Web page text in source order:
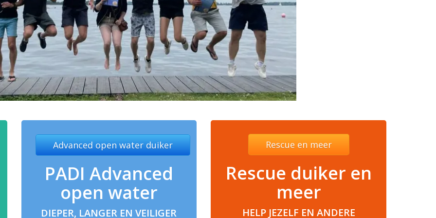
Advanced open water duiker
PADI Advanced
open water
DIEPER, LANGER EN VEILIGER
Rescue en meer
Rescue duiker en
meer
HELP JEZELF EN ANDERE